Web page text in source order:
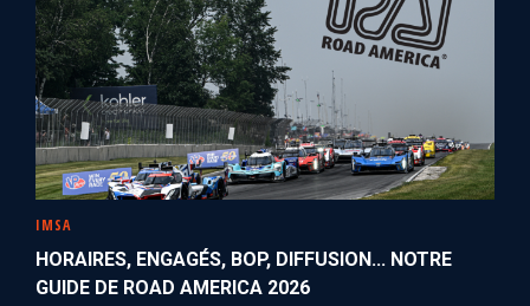
IMSA
HORAIRES, ENGAGÉS, BOP, DIFFUSION... NOTRE
GUIDE DE ROAD AMERICA 2026